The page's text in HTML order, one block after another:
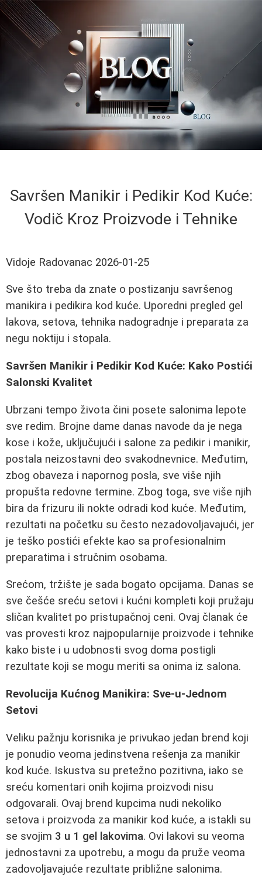
Savršen Manikir i Pedikir Kod Kuće:
Vodič Kroz Proizvode i Tehnike
Vidoje Radovanac 2026-01-25
Sve što treba da znate o postizanju savršenog
manikira i pedikira kod kuće. Uporedni pregled gel
lakova, setova, tehnika nadogradnje i preparata za
negu noktiju i stopala.
Savršen Manikir i Pedikir Kod Kuće: Kako Postići
Salonski Kvalitet
Ubrzani tempo života čini posete salonima lepote
sve redim. Brojne dame danas navode da je nega
kose i kože, uključujući i salone za pedikir i manikir,
postala neizostavni deo svakodnevnice. Međutim,
zbog obaveza i napornog posla, sve više njih
propušta redovne termine. Zbog toga, sve više njih
bira da frizuru ili nokte odradi kod kuće. Međutim,
rezultati na početku su često nezadovoljavajući, jer
je teško postići efekte kao sa profesionalnim
preparatima i stručnim osobama.
Srećom, tržište je sada bogato opcijama. Danas se
sve češće sreću setovi i kućni kompleti koji pružaju
sličan kvalitet po pristupačnoj ceni. Ovaj članak će
vas provesti kroz najpopularnije proizvode i tehnike
kako biste i u udobnosti svog doma postigli
rezultate koji se mogu meriti sa onima iz salona.
Revolucija Kućnog Manikira: Sve-u-Jednom
Setovi
Veliku pažnju korisnika je privukao jedan brend koji
je ponudio veoma jedinstvena rešenja za manikir
kod kuće. Iskustva su pretežno pozitivna, iako se
sreću komentari onih kojima proizvodi nisu
odgovarali. Ovaj brend kupcima nudi nekoliko
setova i proizvoda za manikir kod kuće, a istakli su
se svojim 3 u 1 gel lakovima. Ovi lakovi su veoma
jednostavni za upotrebu, a mogu da pruže veoma
zadovoljavajuće rezultate približne salonima.